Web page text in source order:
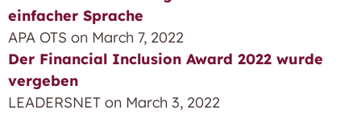
einfacher Sprache
APA OTS on March 7, 2022
Der Financial Inclusion Award 2022 wurde
vergeben
LEADERSNET on March 3, 2022